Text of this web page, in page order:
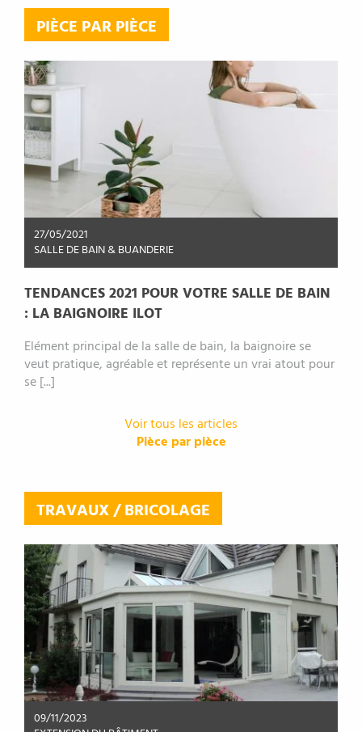
PIÈCE PAR PIÈCE
27/05/2021
SALLE DE BAIN & BUANDERIE
TENDANCES 2021 POUR VOTRE SALLE DE BAIN
: LA BAIGNOIRE ILOT
Elément principal de la salle de bain, la baignoire se
veut pratique, agréable et représente un vrai atout pour
se [...]
Voir tous les articles
Pièce par pièce
TRAVAUX / BRICOLAGE
09/11/2023